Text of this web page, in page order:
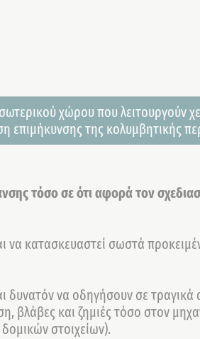
χώρου που λειτουργούν
επιμήκυνσης της κολυμβητικής
τόσο σε ότι αφορά τον
να κατασκευαστεί σωστά
δυνατόν να οδηγήσουν σε
βλάβες και ζημιές τόσο στον
στοιχείων).